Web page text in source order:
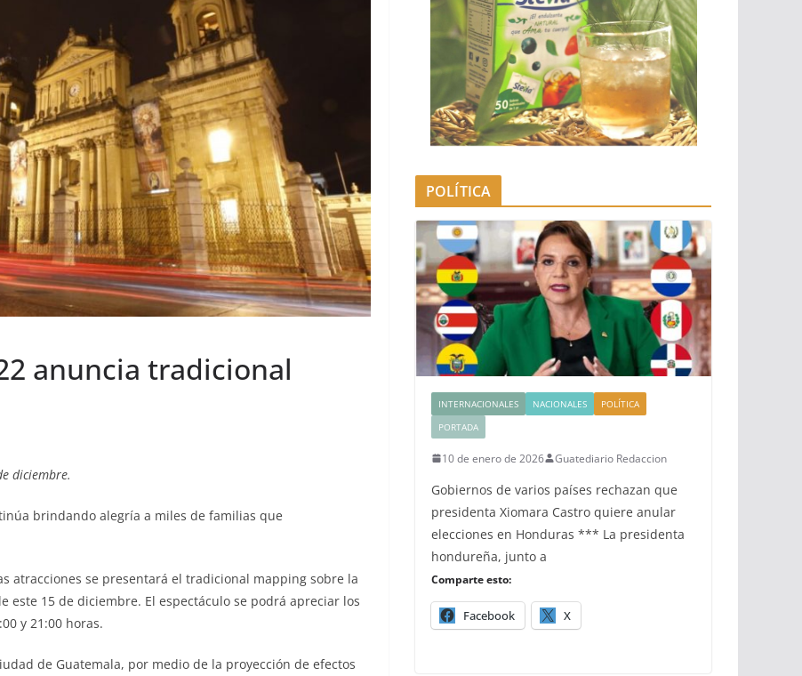
anuncia tradicional
diciembre.
brindando alegría a miles de familias que
atracciones se presentará el tradicional mapping sobre la
15 de diciembre. El espectáculo se podrá apreciar los
y 21:00 horas.
de Guatemala, por medio de la proyección de efectos
POLÍTICA
INTERNACIONALES NACIONALES
POLÍTICA
PORTADA
10 de enero de 2026 Guatediario Redaccion
Gobiernos de varios países rechazan que
presidenta Xiomara Castro quiere anular
elecciones en Honduras *** La presidenta
hondureña, junto a
Comparte esto:
Facebook X